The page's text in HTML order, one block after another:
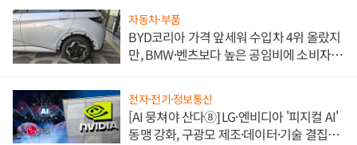
자동차·부품
BYD코리아 가격 앞세워 수입차 4위 올랐지
만, BMW·벤츠보다 높은 공임비에 소비자
전자·전기·정보통신
[AI 뭉쳐야 산다⑧] LG·엔비디아 '피지컬 AI'
동맹 강화, 구광모 제조·데이터·기술 결집